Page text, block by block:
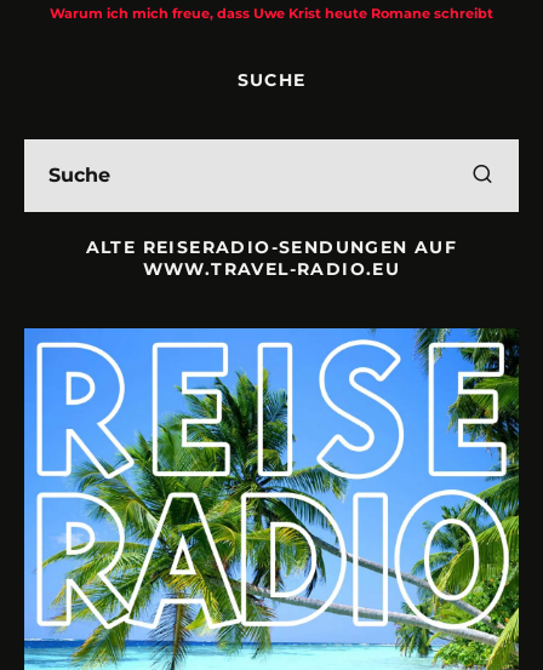
Warum ich mich freue, dass Uwe Krist heute Romane schreibt
SUCHE
ALTE REISERADIO-SENDUNGEN AUF
WWW.TRAVEL-RADIO.EU